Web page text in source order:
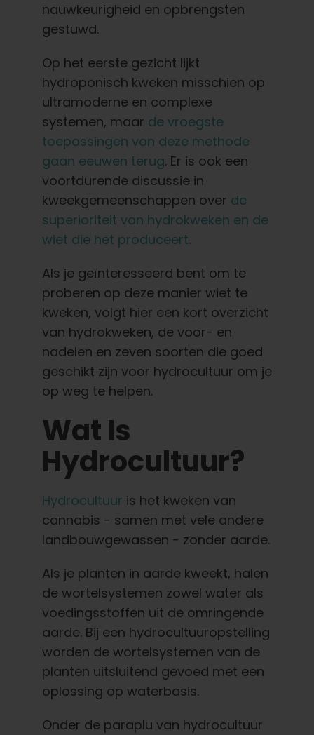
Druk op
Over
Pheno jagen
Behoud van Caribische genetica
Neem contact op met
Winkel op
Nederlands
Zoeken:
nauwkeurigheid en opbrengsten
gestuwd.
Op het eerste gezicht lijkt
hydroponisch kweken misschien op
ultramoderne en complexe
systemen, maar de vroegste
toepassingen van deze methode
gaan eeuwen terug. Er is ook een
voortdurende discussie in
kweekgemeenschappen over de
superioriteit van hydrokweken en de
wiet die het produceert.
Als je geïnteresseerd bent om te
proberen op deze manier wiet te
kweken, volgt hier een kort overzicht
van hydrokweken, de voor- en
nadelen en zeven soorten die goed
geschikt zijn voor hydrocultuur om je
op weg te helpen.
Wat Is
Hydrocultuur?
Hydrocultuur is het kweken van
cannabis - samen met vele andere
landbouwgewassen - zonder aarde.
Als je planten in aarde kweekt, halen
de wortelsystemen zowel water als
voedingsstoffen uit de omringende
aarde. Bij een hydrocultuuropstelling
worden de wortelsystemen van de
planten uitsluitend gevoed met een
oplossing op waterbasis.
Onder de paraplu van hydrocultuur